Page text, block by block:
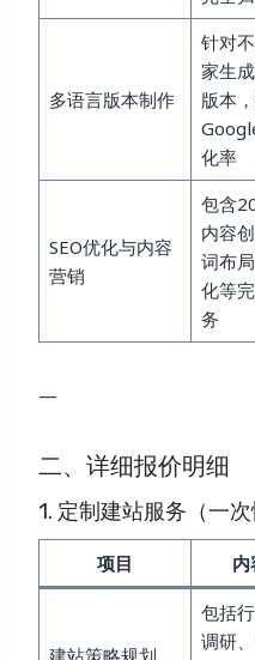
多语言版本制作
针对
家生
版本
化率
SEO优化与内容
营销
包含
内容
词布
化等
务
—
二、详细报价明细
1. 定制建站服务（一次
项目 内
建站策略规划
包括
调研